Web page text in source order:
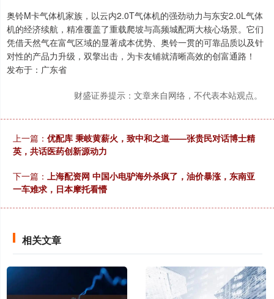
奥铃M卡气体机家族，以云内2.0T气体机的强劲动力与东安2.0L气体
机的经济续航，精准覆盖了重载爬坡与高频城配两大核心场景。它们
凭借天然气在富气区域的显著成本优势、奥铃一贯的可靠品质以及针
对性的产品力升级，双擎出击，为卡友铺就清晰高效的创富通路！
发布于：广东省
财盛证券提示：文章来自网络，不代表本站观点。
上一篇： 优配库 秉岐黄薪火，致中和之道——张贵民对话博士精
英，共话医药创新源动力
下一篇： 上海配资网 中国小电驴海外杀疯了，油价暴涨，东南亚
一车难求，日本摩托看懵
相关文章